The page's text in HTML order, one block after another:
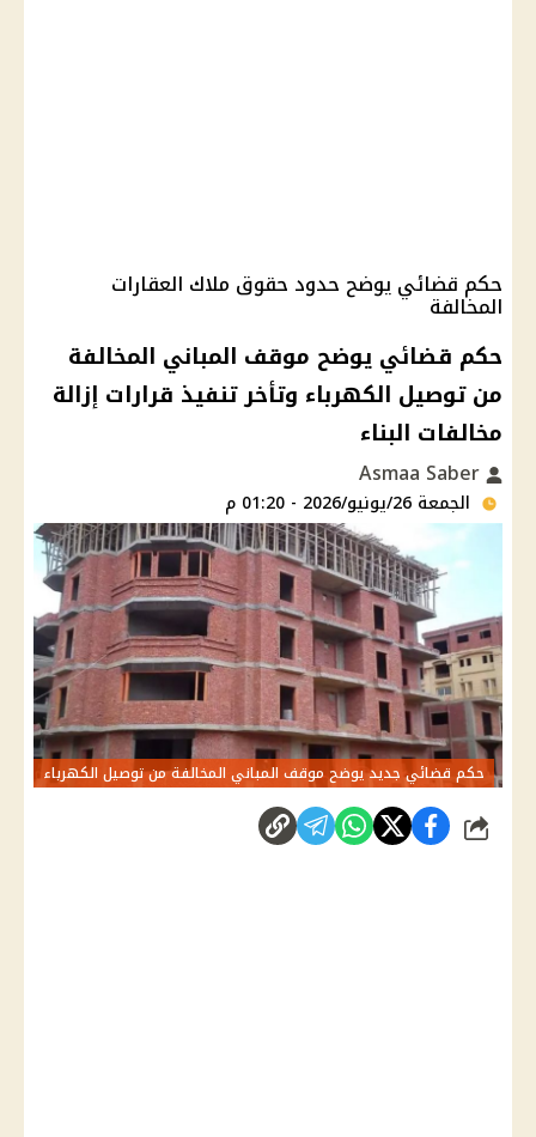
حكم قضائي يوضح حدود حقوق ملاك العقارات
المخالفة
حكم قضائي يوضح موقف المباني المخالفة
من توصيل الكهرباء وتأخر تنفيذ قرارات إزالة
مخالفات البناء
الجمعة 26/يونيو/2026 - 01:20 م
حكم قضائي جديد يوضح موقف المباني المخالفة من توصيل الكهرباء
شارك